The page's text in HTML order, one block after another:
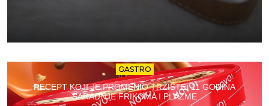
GASTRO
RECEPT KOJI JE PROMENIO TRŽIŠTE: 11 GODINA
SARADNJE FRIKOMA I PLAZME